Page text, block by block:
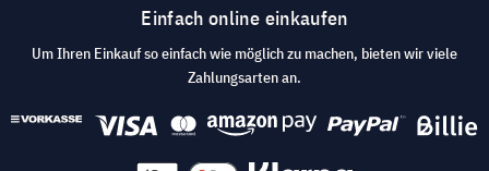
Einfach online einkaufen
Um Ihren Einkauf so einfach wie möglich zu machen, bieten wir viele
Zahlungsarten an.